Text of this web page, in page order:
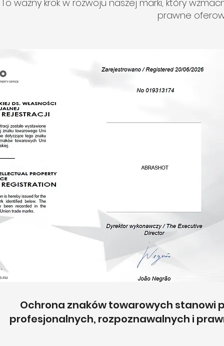
To ważny krok w rozwoju naszej marki, który
prawne
Ochrona znaków towarowych stanowi
profesjonalnych, rozpoznawalnych i